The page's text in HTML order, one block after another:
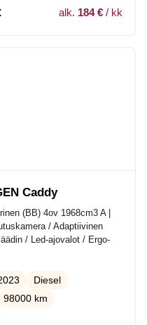
alk. 184 € / kk
Caddy
(BB) 4ov 1968cm3 A |
/ Adaptiivinen
/ Led-ajovalot / Ergo-
Diesel
98000 km